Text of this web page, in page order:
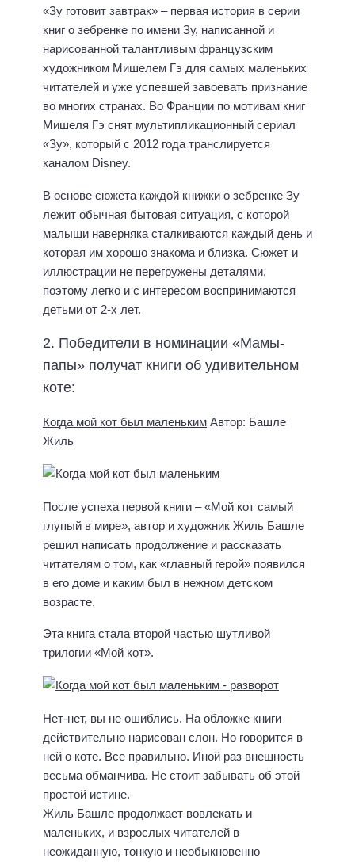
«Зу готовит завтрак» – первая история в серии
книг о зебренке по имени Зу, написанной и
нарисованной талантливым французским
художником Мишелем Гэ для самых маленьких
читателей и уже успевшей завоевать признание
во многих странах. Во Франции по мотивам книг
Мишеля Гэ снят мультипликационный сериал
«Зу», который с 2012 года транслируется
каналом Disney.
В основе сюжета каждой книжки о зебренке Зу
лежит обычная бытовая ситуация, с которой
малыши наверняка сталкиваются каждый день и
которая им хорошо знакома и близка. Сюжет и
иллюстрации не перегружены деталями,
поэтому легко и с интересом воспринимаются
детьми от 2-х лет.
2. Победители в номинации «Мамы-
папы» получат книги об удивительном
коте:
Когда мой кот был маленьким Автор: Башле
Жиль
После успеха первой книги – «Мой кот самый
глупый в мире», автор и художник Жиль Башле
решил написать продолжение и рассказать
читателям о том, как «главный герой» появился
в его доме и каким был в нежном детском
возрасте.
Эта книга стала второй частью шутливой
трилогии «Мой кот».
Нет-нет, вы не ошиблись. На обложке книги
действительно нарисован слон. Но говорится в
ней о коте. Все правильно. Иной раз внешность
весьма обманчива. Не стоит забывать об этой
простой истине.
Жиль Башле продолжает вовлекать и
маленьких, и взрослых читателей в
неожиданную, тонкую и необыкновенно